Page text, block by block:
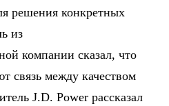
решения конкретных
из
компании сказал, что
связь между качеством
J.D. Power рассказал